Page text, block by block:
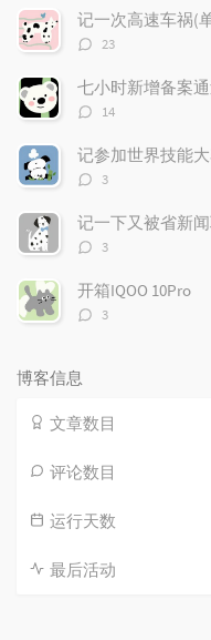
文
章
记一次高速车祸(
评
数：
23
七小时新增备案
评
数：
14
记参加世界技能
评
数：
3
记一下又被省新
评
数：
3
开箱IQOO 10Pro
评
3
博客信息
文章数目
评论数目
运行天数
最后活动